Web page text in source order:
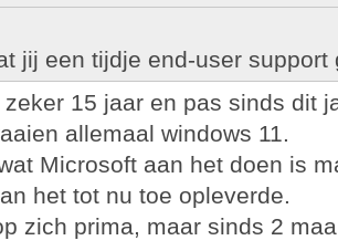
jij een tijdje end-user support
15 jaar en pas sinds dit
allemaal windows 11.
Microsoft aan het doen is
het tot nu toe opleverde.
zich prima, maar sinds 2